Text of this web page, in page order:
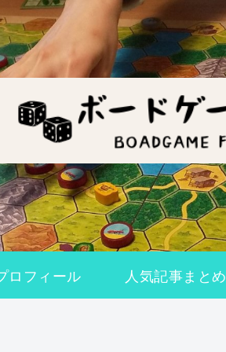
ロフィール 人気記事まとめ